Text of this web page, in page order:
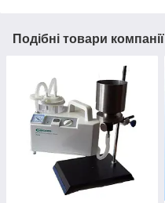
Подібні товари компанії